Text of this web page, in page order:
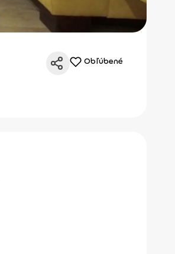
Obľúbené